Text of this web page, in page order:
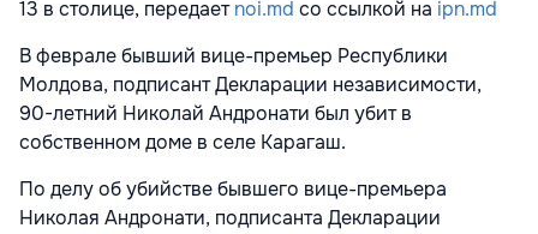
13 в столице, передаетnoi.md со ссылкой на ipn.md
В феврале бывший вице-премьер Республики
Молдова, подписант Декларации независимости,
90-летний Николай Андронати был убит в
собственном доме в селе Карагаш.
По делу об убийстве бывшего вице-премьера
Николая Андронати, подписанта Декларации